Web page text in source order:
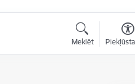
Meklēt